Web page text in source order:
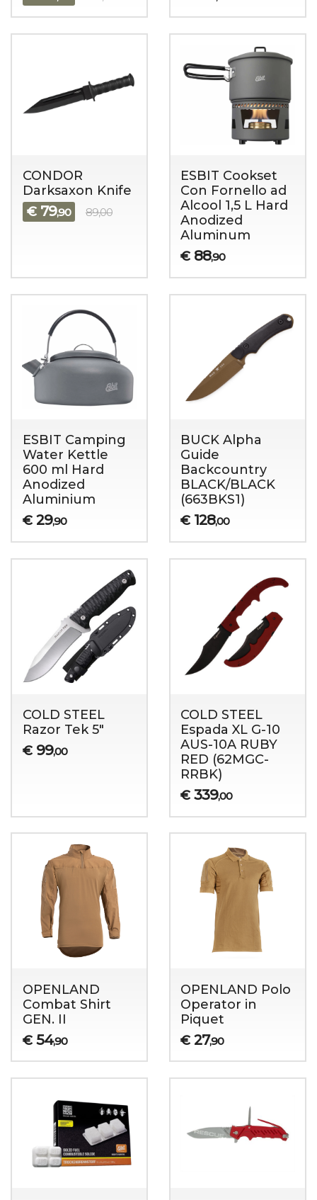
CONDOR
Darksaxon Knife
€ 79,90 89,00
ESBIT Cookset
Con Fornello ad
Alcool 1,5 L Hard
Anodized
Aluminum
€ 88,90
ESBIT Camping
Water Kettle
600 ml Hard
Anodized
Aluminium
€ 29,90
BUCK Alpha
Guide
Backcountry
BLACK/BLACK
(663BKS1)
€ 128,00
COLD STEEL
Razor Tek 5"
€ 99,00
COLD STEEL
Espada XL G-10
AUS-10A RUBY
RED (62MGC-
RRBK)
€ 339,00
OPENLAND
Combat Shirt
GEN. II
€ 54,90
OPENLAND Polo
Operator in
Piquet
€ 27,90